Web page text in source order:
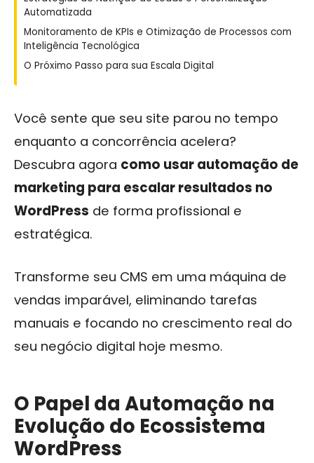
Automatizada
Monitoramento de KPIs e Otimização de Processos com
Inteligência Tecnológica
O Próximo Passo para sua Escala Digital
Você sente que seu site parou no tempo
enquanto a concorrência acelera?
Descubra agora como usar automação de
marketing para escalar resultados no
WordPress de forma profissional e
estratégica.
Transforme seu CMS em uma máquina de
vendas imparável, eliminando tarefas
manuais e focando no crescimento real do
seu negócio digital hoje mesmo.
O Papel da Automação na
Evolução do Ecossistema
WordPress